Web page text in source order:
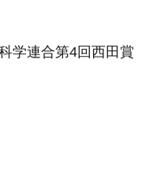
学連合第4回西田賞